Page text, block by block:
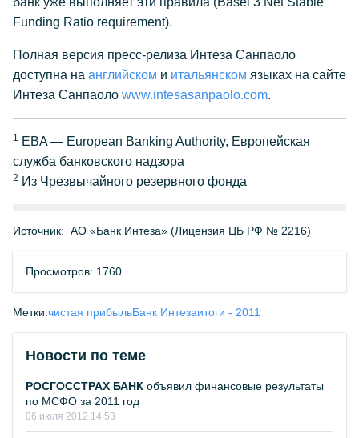
Funding Ratio requirement).
Полная версия пресс-релиза Интеза Санпаоло
доступна на английском и итальянском языках на сайте
Интеза Санпаоло www.intesasanpaolo.com.
1 EBA — European Banking Authority, Европейская
служба банковского надзора
2 Из Чрезвычайного резервного фонда
Источник: АО «Банк Интеза» (Лицензия ЦБ РФ № 2216)
Просмотров: 1760
Метки:чистая прибыльБанк Интезаитоги - 2011
Новости по теме
РОСГОССТРАХ БАНК объявил финансовые результаты
по МСФО за 2011 год
06 июля 2012 14:53